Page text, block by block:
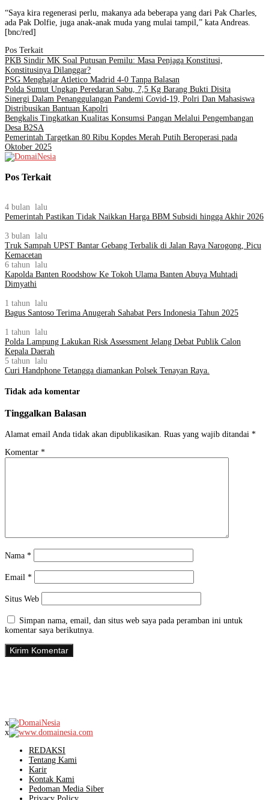
“Saya kira regenerasi perlu, makanya ada beberapa yang dari Pak Charles,
ada Pak Dolfie, juga anak-anak muda yang mulai tampil,” kata Andreas.
[bnc/red]
Pos Terkait
PKB Sindir MK Soal Putusan Pemilu: Masa Penjaga Konstitusi,
Konstitusinya Dilanggar?
PSG Menghajar Atletico Madrid 4-0 Tanpa Balasan
Polda Sumut Ungkap Peredaran Sabu, 7,5 Kg Barang Bukti Disita
Sinergi Dalam Penanggulangan Pandemi Covid-19, Polri Dan Mahasiswa
Distribusikan Bantuan Kapolri
Bengkalis Tingkatkan Kualitas Konsumsi Pangan Melalui Pengembangan
Desa B2SA
Pemerintah Targetkan 80 Ribu Kopdes Merah Putih Beroperasi pada
Oktober 2025
Pos Terkait
4 bulan lalu
Pemerintah Pastikan Tidak Naikkan Harga BBM Subsidi hingga Akhir 2026
3 bulan lalu
Truk Sampah UPST Bantar Gebang Terbalik di Jalan Raya Narogong, Picu
Kemacetan
6 tahun lalu
Kapolda Banten Roodshow Ke Tokoh Ulama Banten Abuya Muhtadi
Dimyathi
1 tahun lalu
Bagus Santoso Terima Anugerah Sahabat Pers Indonesia Tahun 2025
1 tahun lalu
Polda Lampung Lakukan Risk Assessment Jelang Debat Publik Calon
Kepala Daerah
5 tahun lalu
Curi Handphone Tetangga diamankan Polsek Tenayan Raya.
Tidak ada komentar
Tinggalkan Balasan
Alamat email Anda tidak akan dipublikasikan. Ruas yang wajib ditandai *
Komentar *
Nama *
Email *
Situs Web
Simpan nama, email, dan situs web saya pada peramban ini untuk
komentar saya berikutnya.
x
x
REDAKSI
Tentang Kami
Karir
Kontak Kami
Pedoman Media Siber